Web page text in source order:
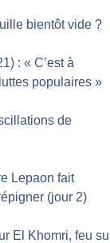
bientôt vide ?
: « C’est à
populaires »
de
Lepaon fait
(jour 2)
El Khomri, feu